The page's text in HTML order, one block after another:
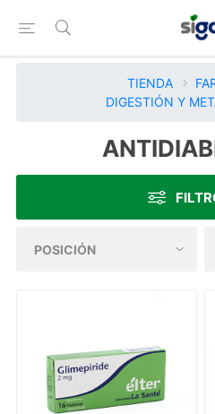
TIENDA
DIGESTIÓN Y